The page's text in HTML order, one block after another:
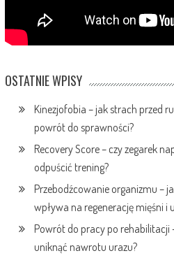
OSTATNIE WPISY
Kinezjofobia – jak strach przed
powrót do sprawności?
Recovery Score – czy zegarek
odpuścić trening?
Przebodźcowanie organizmu –
wpływa na regenerację mięśni i
Powrót do pracy po rehabilitacji
uniknąć nawrotu urazu?